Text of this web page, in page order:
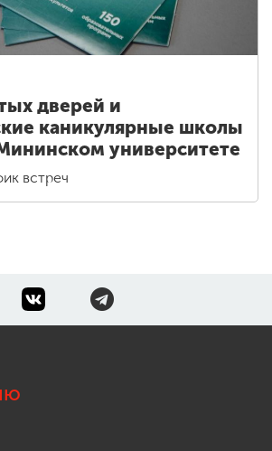
дверей и
каникулярные школы
университете
встреч